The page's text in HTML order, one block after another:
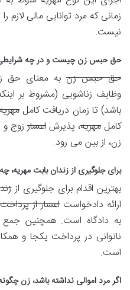
زمانی که مرد توانایی مالی لازم
نیست.
حق حبس زن چیست و در چه شرایطی
حق حبس زن به معنای حق
وظایف زناشویی (مشروط بر
باشد) تا زمان دریافت کامل
کامل مهریه، پذیرشاعسارزوج و
زن، از بین می رود.
برای جلوگیری از زندان بابت مهریه،
بهترین اقدام برای جلوگیری از
ارائه دادخواستاعسار از
به دادگاه است. همچنین جمع
ناتوانی در پرداخت یکجا و
است.
اگر مرد اموالی نداشته باشد، زن